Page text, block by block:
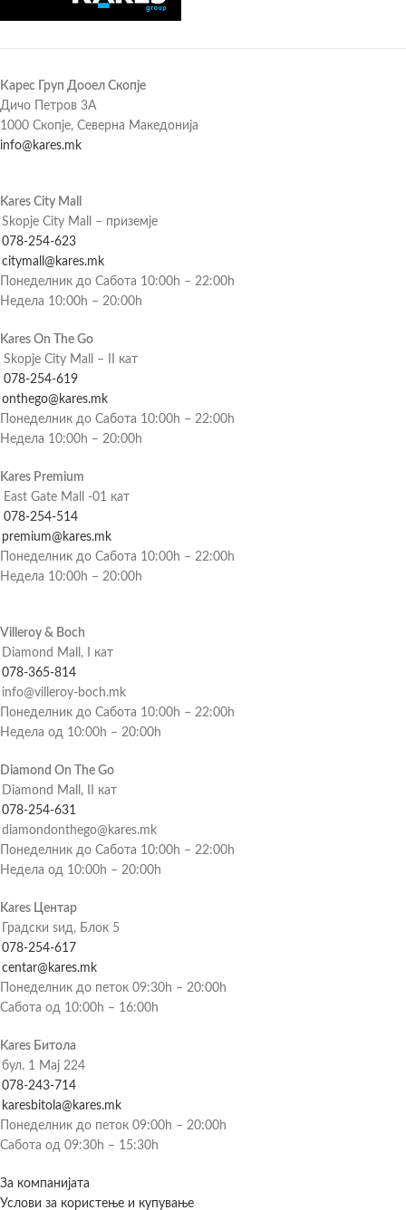
Карес Груп Дооел Скопје
Дичо Петров 3А
1000 Скопје, Северна Македонија
info@kares.mk
Kares City Mall
Skopje City Mall – приземје
078-254-623
citymall@kares.mk
Понеделник до Сабота 10:00h – 22:00h
Недела 10:00h – 20:00h
Kares On The Go
Skopje City Mall – II кат
078-254-619
onthego@kares.mk
Понеделник до Сабота 10:00h – 22:00h
Недела 10:00h – 20:00h
Kares Premium
East Gate Mall -01 кат
078-254-514
premium@kares.mk
Понеделник до Сабота 10:00h – 22:00h
Недела 10:00h – 20:00h
Villeroy & Boch
Diamond Mall, I кат
078-365-814
info@villeroy-boch.mk
Понеделник до Сабота 10:00h – 22:00h
Недела од 10:00h – 20:00h
Diamond On The Go
Diamond Mall, II кат
078-254-631
diamondonthego@kares.mk
Понеделник до Сабота 10:00h – 22:00h
Недела од 10:00h – 20:00h
Kares Центар
Градски ѕид, Блок 5
078-254-617
centar@kares.mk
Понеделник до петок 09:30h – 20:00h
Сабота од 10:00h – 16:00h
Kares Битола
бул. 1 Мај 224
078-243-714
karesbitola@kares.mk
Понеделник до петок 09:00h – 20:00h
Сабота од 09:30h – 15:30h
За компанијата
Услови за користење и купување